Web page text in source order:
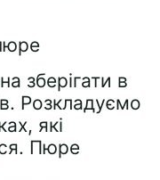
зберігати в
Розкладуємо
які
Пюре